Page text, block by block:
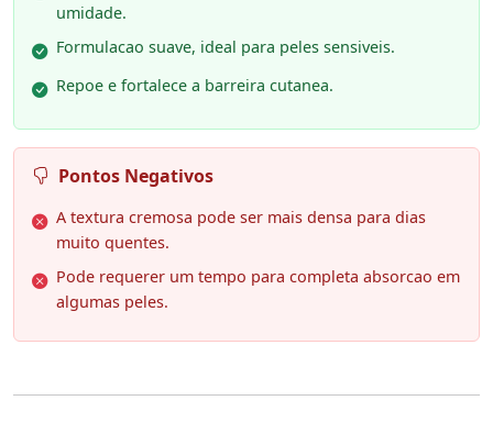
umidade.
Formulacao suave, ideal para peles sensiveis.
Repoe e fortalece a barreira cutanea.
Pontos Negativos
A textura cremosa pode ser mais densa para dias
muito quentes.
Pode requerer um tempo para completa absorcao em
algumas peles.